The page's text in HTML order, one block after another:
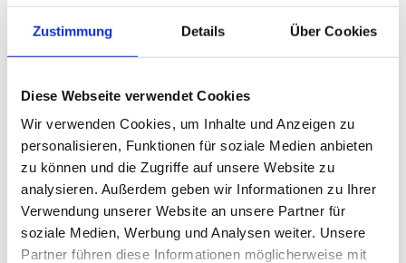
Zustimmung Details Über Cookies
Diese Webseite verwendet Cookies
Wir verwenden Cookies, um Inhalte und Anzeigen zu
personalisieren, Funktionen für soziale Medien anbieten
zu können und die Zugriffe auf unsere Website zu
analysieren. Außerdem geben wir Informationen zu Ihrer
Verwendung unserer Website an unsere Partner für
soziale Medien, Werbung und Analysen weiter. Unsere
Partner führen diese Informationen möglicherweise mit
KONTAKT
NEWS
PRÜFING
WETTBEWERBE
KAMPAGNE
Warum ist diese Partnerschaft wichtig?
Die Follow me-Partnerschaft unterstreicht die zentrale
Betriebsnachfolge! Die erfolgreiche Übergabe eines
wirtschaftliche, sondern auch technische Expertise. Unsere
Expert:innen bieten umfassendes Know-how, um den
Generationenwechsel in steirischen Betrieben erfolgreich
zu gestalten. Sie unterstützen bei der Bewertung und
Anpassung von Betriebsanlagen, Maschinen und Geräten,
wodurch technische Anforderungen nicht nur erfüllt,
sondern optimiert werden.